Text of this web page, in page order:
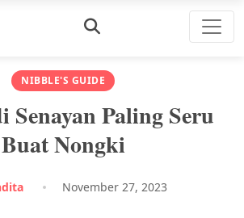
NIBBLE'S GUIDE
Senayan Paling Seru
Buat Nongki
November 27, 2023